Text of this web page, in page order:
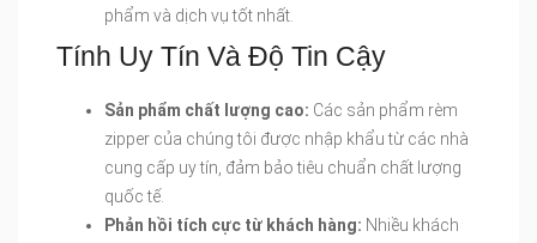
phẩm và dịch vụ tốt nhất.
Tính Uy Tín Và Độ Tin Cậy
Sản phẩm chất lượng cao: Các sản phẩm rèm
zipper của chúng tôi được nhập khẩu từ các nhà
cung cấp uy tín, đảm bảo tiêu chuẩn chất lượng
quốc tế.
Phản hồi tích cực từ khách hàng: Nhiều khách